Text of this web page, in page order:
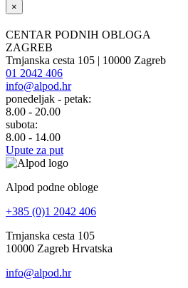
×
CENTAR PODNIH OBLOGA
ZAGREB
Trnjanska cesta 105 | 10000 Zagreb
01 2042 406
info@alpod.hr
ponedeljak - petak:
8.00 - 20.00
subota:
8.00 - 14.00
Upute za put
Alpod podne obloge
+385 (0)1 2042 406
Trnjanska cesta 105
10000 Zagreb Hrvatska
info@alpod.hr